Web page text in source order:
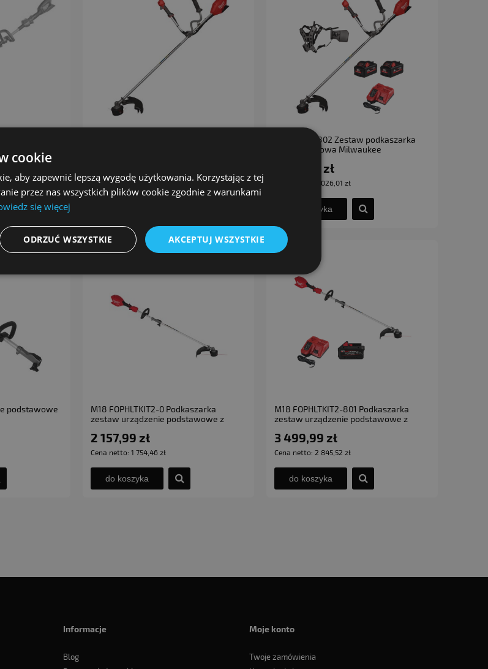
Cena netto:1 826,82 zł
M18 FBCU-802 Zestaw podkaszarka
akumulatorowa Milwaukee
3 721,99 zł
3 026,01 zł
do koszyka
podstawowe
M18 FOPHLTKIT2-0 Podkaszarka
zestaw urządzenie podstawowe z
Milwaukee
2 157,99 zł
Cena netto: 1 754,46 zł
do koszyka
Nowość
M18 FOPHLTKIT2-801 Podkaszarka
zestaw urządzenie podstawowe z
Milwaukee
3 499,99 zł
Cena netto: 2 845,52 zł
do koszyka
Informacje
Blog
Moje konto
Twoje zamówienia
cookie
aby zapewnić lepszą wygodę użytkowania. Korzystając z tej
przez nas wszystkich plików cookie zgodnie z warunkami
się więcej
AKCEPTUJ WSZYSTKIE
ODRZUĆ WSZYSTKIE